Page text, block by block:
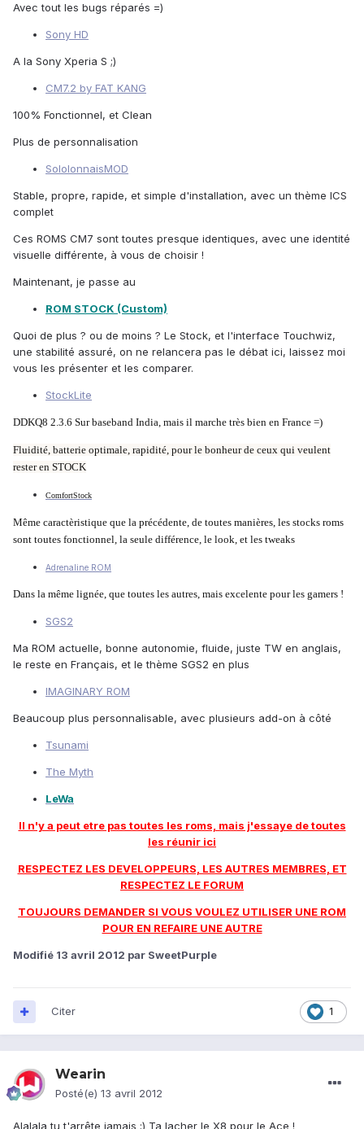
Avec tout les bugs réparés =)
Sony HD
A la Sony Xperia S ;)
CM7.2 by FAT KANG
100% Fonctionnel, et Clean
Plus de personnalisation
SololonnaisMOD
Stable, propre, rapide, et simple d'installation, avec un thème ICS
complet
Ces ROMS CM7 sont toutes presque identiques, avec une identité
visuelle différente, à vous de choisir !
Maintenant, je passe au
ROM STOCK (Custom)
Quoi de plus ? ou de moins ? Le Stock, et l'interface Touchwiz,
une stabilité assuré, on ne relancera pas le débat ici, laissez moi
vous les présenter et les comparer.
StockLite
DDKQ8 2.3.6 Sur baseband India, mais il marche très bien en France =)
Fluidité, batterie optimale, rapidité, pour le bonheur de ceux qui veulent
rester en STOCK
ComfortStock
Même caractèristique que la précédente, de toutes manières, les stocks roms
sont toutes fonctionnel, la seule différence, le look, et les tweaks
Adrenaline ROM
Dans la même lignée, que toutes les autres, mais excelente pour les gamers !
SGS2
Ma ROM actuelle, bonne autonomie, fluide, juste TW en anglais,
le reste en Français, et le thème SGS2 en plus
IMAGINARY ROM
Beaucoup plus personnalisable, avec plusieurs add-on à côté
Tsunami
The Myth
LeWa
Il n'y a peut etre pas toutes les roms, mais j'essaye de toutes
les réunir ici
RESPECTEZ LES DEVELOPPEURS, LES AUTRES MEMBRES, ET
RESPECTEZ LE FORUM
TOUJOURS DEMANDER SI VOUS VOULEZ UTILISER UNE ROM
POUR EN REFAIRE UNE AUTRE
Modifié 13 avril 2012 par SweetPurple
1
Citer
Wearin
Posté(e) 13 avril 2012
Alalala tu t'arrête jamais ;) Ta lacher le X8 pour le Ace !